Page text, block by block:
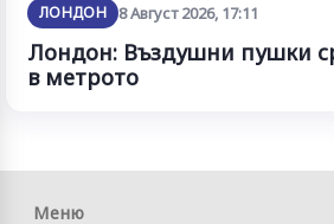
ЛОНДОН 8 Август 2026, 17:11
Лондон: Въздушни пушки
в метрото
Меню